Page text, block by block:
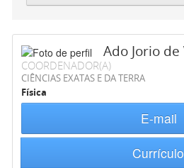
Ado Jorio
COORDENADOR(A)
CIÊNCIAS EXATAS E DA TERRA
Física
E-mail
Currículo